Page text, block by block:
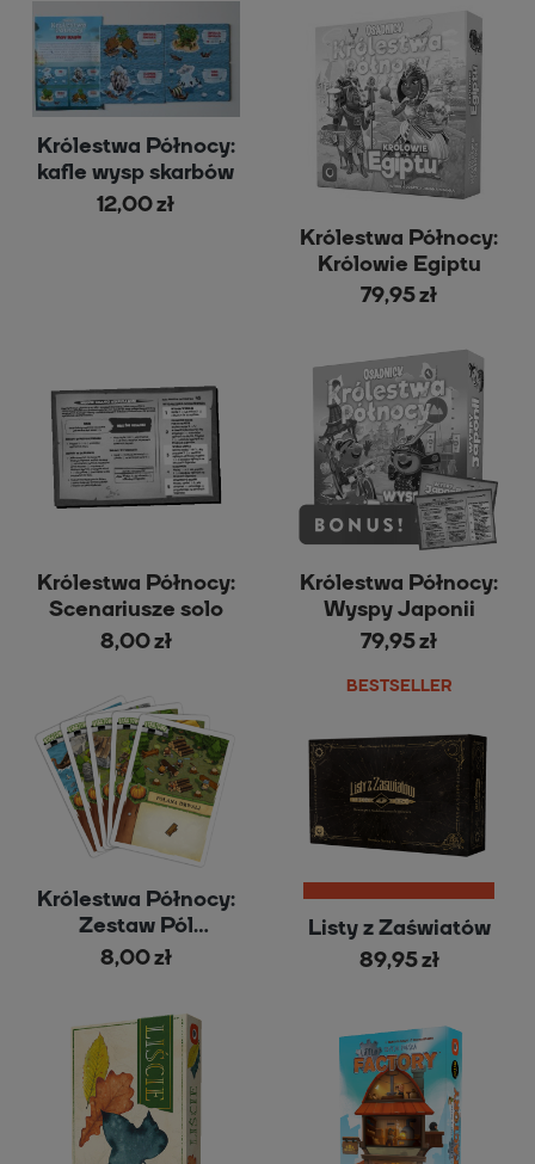
Królestwa Północy:
kafle wysp skarbów
12,00 zł
Królestwa Północy:
Królowie Egiptu
79,95 zł
Królestwa Północy:
Scenariusze solo
8,00 zł
Królestwa Północy:
Wyspy Japonii
79,95 zł
Królestwa Północy:
Zestaw Pól
Wspólnych
8,00 zł
BESTSELLER
Listy z Zaświatów
89,95 zł